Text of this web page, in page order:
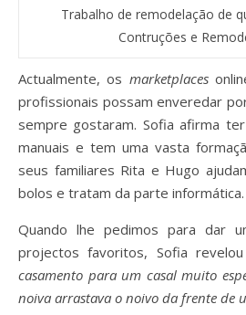
Trabalho de remodelação de
Contruções e
Actualmente, os marketplaces
profissionais possam enveredar
sempre gostaram. Sofia afirma
manuais e tem uma vasta
seus familiares Rita e Hugo
bolos e tratam da parte informática.
Quando lhe pedimos para dar
projectos favoritos, Sofia
casamento para um casal muito
noiva arrastava o noivo da frente de